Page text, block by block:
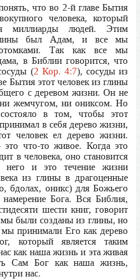
что во 2-й главе Бытия
человека, который
миллиарды людей. Этим
был Адам, и все мы
Так как все мы
в Библии говорится, что
(2 Кор. 4:7), сосуды из
Бытия этот человек из глины
с деревом жизни. Он не
жемчугом, ни ониксом. Но
в том, чтобы этот
в себя дерево жизни,
человек ел дерево жизни.
что-то живое. Когда это
в человека, оно становится
него и это течение жизни
из глины в драгоценные
бдолах, оникс) для Божьего
намерение Бога. Вся Библия,
шести книг, говорит
были созданы из глины, но
принимали Его как дерево
который является таким
как наша жизнь и эта живая
Сам Бог как наша жизнь,
нас.